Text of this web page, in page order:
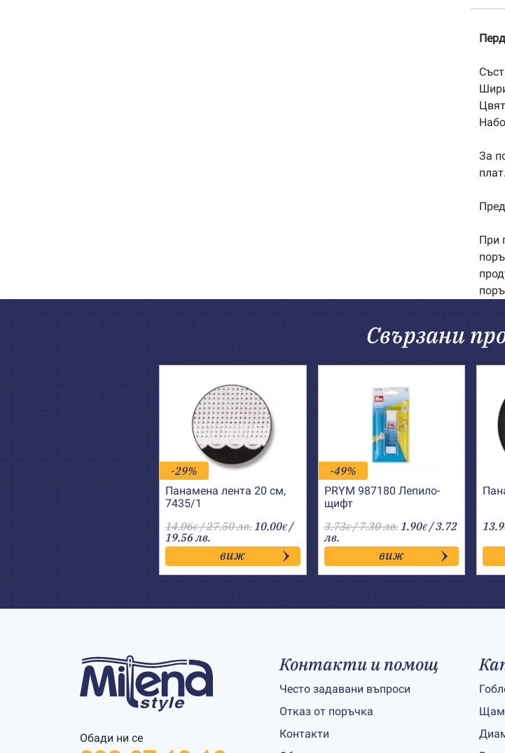
FM/
За
плат.
При
Свързани
-29%
Панамена лента 20 см,
7435/1
14.06€/ 27.50 лв.10.00€ /
19.56 лв.
виж
-49%
PRYM 987180 Лепило-
щифт
3.73€/ 7.30 лв.1.90€/ 3.72
лв.
виж
Обади ни се
Контакти и помощ
Често задавани въпроси
Отказ от поръчка
Контакти